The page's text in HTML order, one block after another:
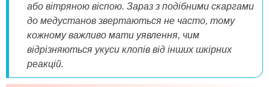
або вітряною віспою. Зараз з подібними скаргами
до медустанов звертаються не часто, тому
кожному важливо мати уявлення, чим
відрізняються укуси клопів від інших шкірних
реакцій.